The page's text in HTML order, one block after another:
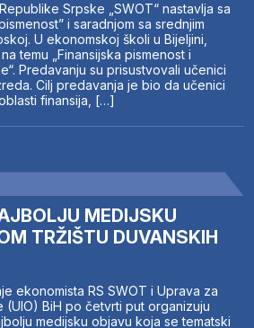
Srpske „SWOT“ nastavlja sa
i saradnjom sa srednjim
U ekonomskoj školi u Bijeljini,
temu „Finansijska pismenost i
Predavanju su prisustvovali učenici
Cilj predavanja je bio da učenici
finansija, […]
MEDIJSKU
TRŽIŠTU DUVANSKIH
ekonomista RS SWOT i Uprava za
BiH po četvrti put organizuju
medijsku objavu koja se tematski